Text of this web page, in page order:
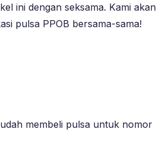
ini dengan seksama. Kami akan
pulsa PPOB bersama-sama!
membeli pulsa untuk nomor